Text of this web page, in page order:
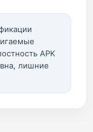
APK
лишние